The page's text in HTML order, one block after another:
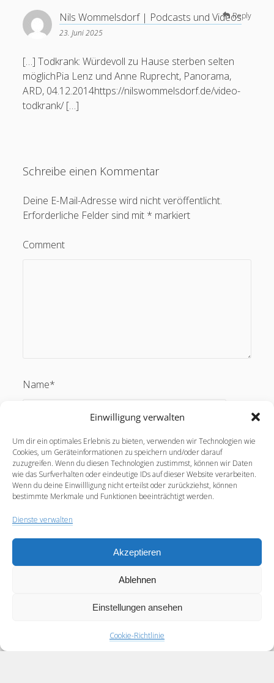
Einwilligung verwalten
Um dir ein optimales Erlebnis zu bieten, verwenden wir Technologien wie
Cookies, um Geräteinformationen zu speichern und/oder darauf
zuzugreifen. Wenn du diesen Technologien zustimmst, können wir Daten
wie das Surfverhalten oder eindeutige IDs auf dieser Website verarbeiten.
Wenn du deine Einwillligung nicht erteilst oder zurückziehst, können
bestimmte Merkmale und Funktionen beeinträchtigt werden.
Dienste verwalten
Akzeptieren
Ablehnen
Einstellungen ansehen
Cookie-Richtlinie
Nils Wommelsdorf | Podcasts und Videos
23. Juni 2025
[…] Todkrank: Würdevoll zu Hause sterben selten
möglichPia Lenz und Anne Ruprecht, Panorama,
ARD, 04.12.2014https://nilswommelsdorf.de/video-
todkrank/ […]
Reply
Schreibe einen Kommentar
Deine E-Mail-Adresse wird nicht veröffentlicht.
Erforderliche Felder sind mit * markiert
Comment
Name*
Email*
Webseite